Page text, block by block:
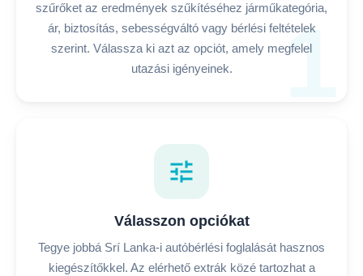
1
szűrőket az eredmények szűkítéséhez járműkategória,
ár, biztosítás, sebességváltó vagy bérlési feltételek
szerint. Válassza ki azt az opciót, amely megfelel
utazási igényeinek.
tune
Válasszon opciókat
Tegye jobbá Srí Lanka-i autóbérlési foglalását hasznos
kiegészítőkkel. Az elérhető extrák közé tartozhat a